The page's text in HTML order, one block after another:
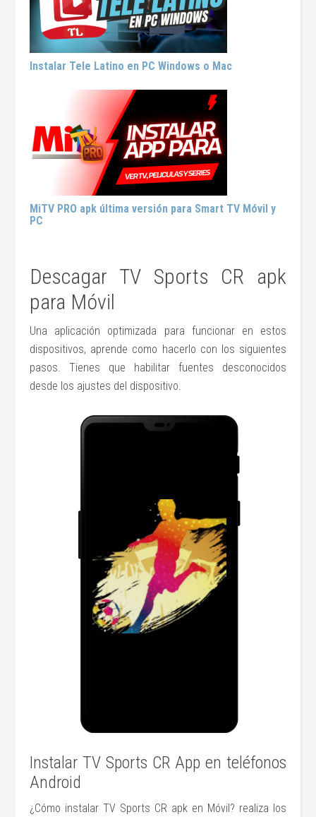
Instalar Tele Latino en PC Windows o Mac
MiTV PRO apk última versión para Smart TV Móvil y
PC
Descagar TV Sports CR apk
para Móvil
Una aplicación optimizada para funcionar en estos
dispositivos, aprende como hacerlo con los siguientes
pasos. Tienes que habilitar fuentes desconocidos
desde los ajustes del dispositivo.
Instalar TV Sports CR App en teléfonos
Android
¿Cómo instalar TV Sports CR apk en Móvil? realiza los